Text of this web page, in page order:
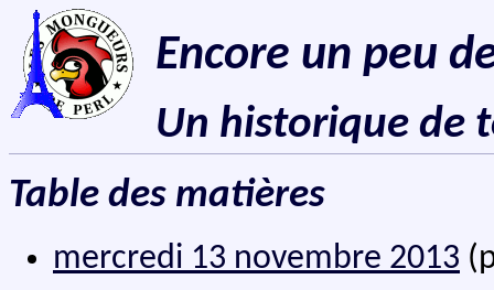
Encore un peu
Un historique de
Table des matières
mercredi 13 novembre 2013